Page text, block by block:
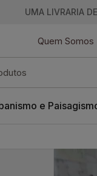
UMA LIVRARIA
Quem Somos
e